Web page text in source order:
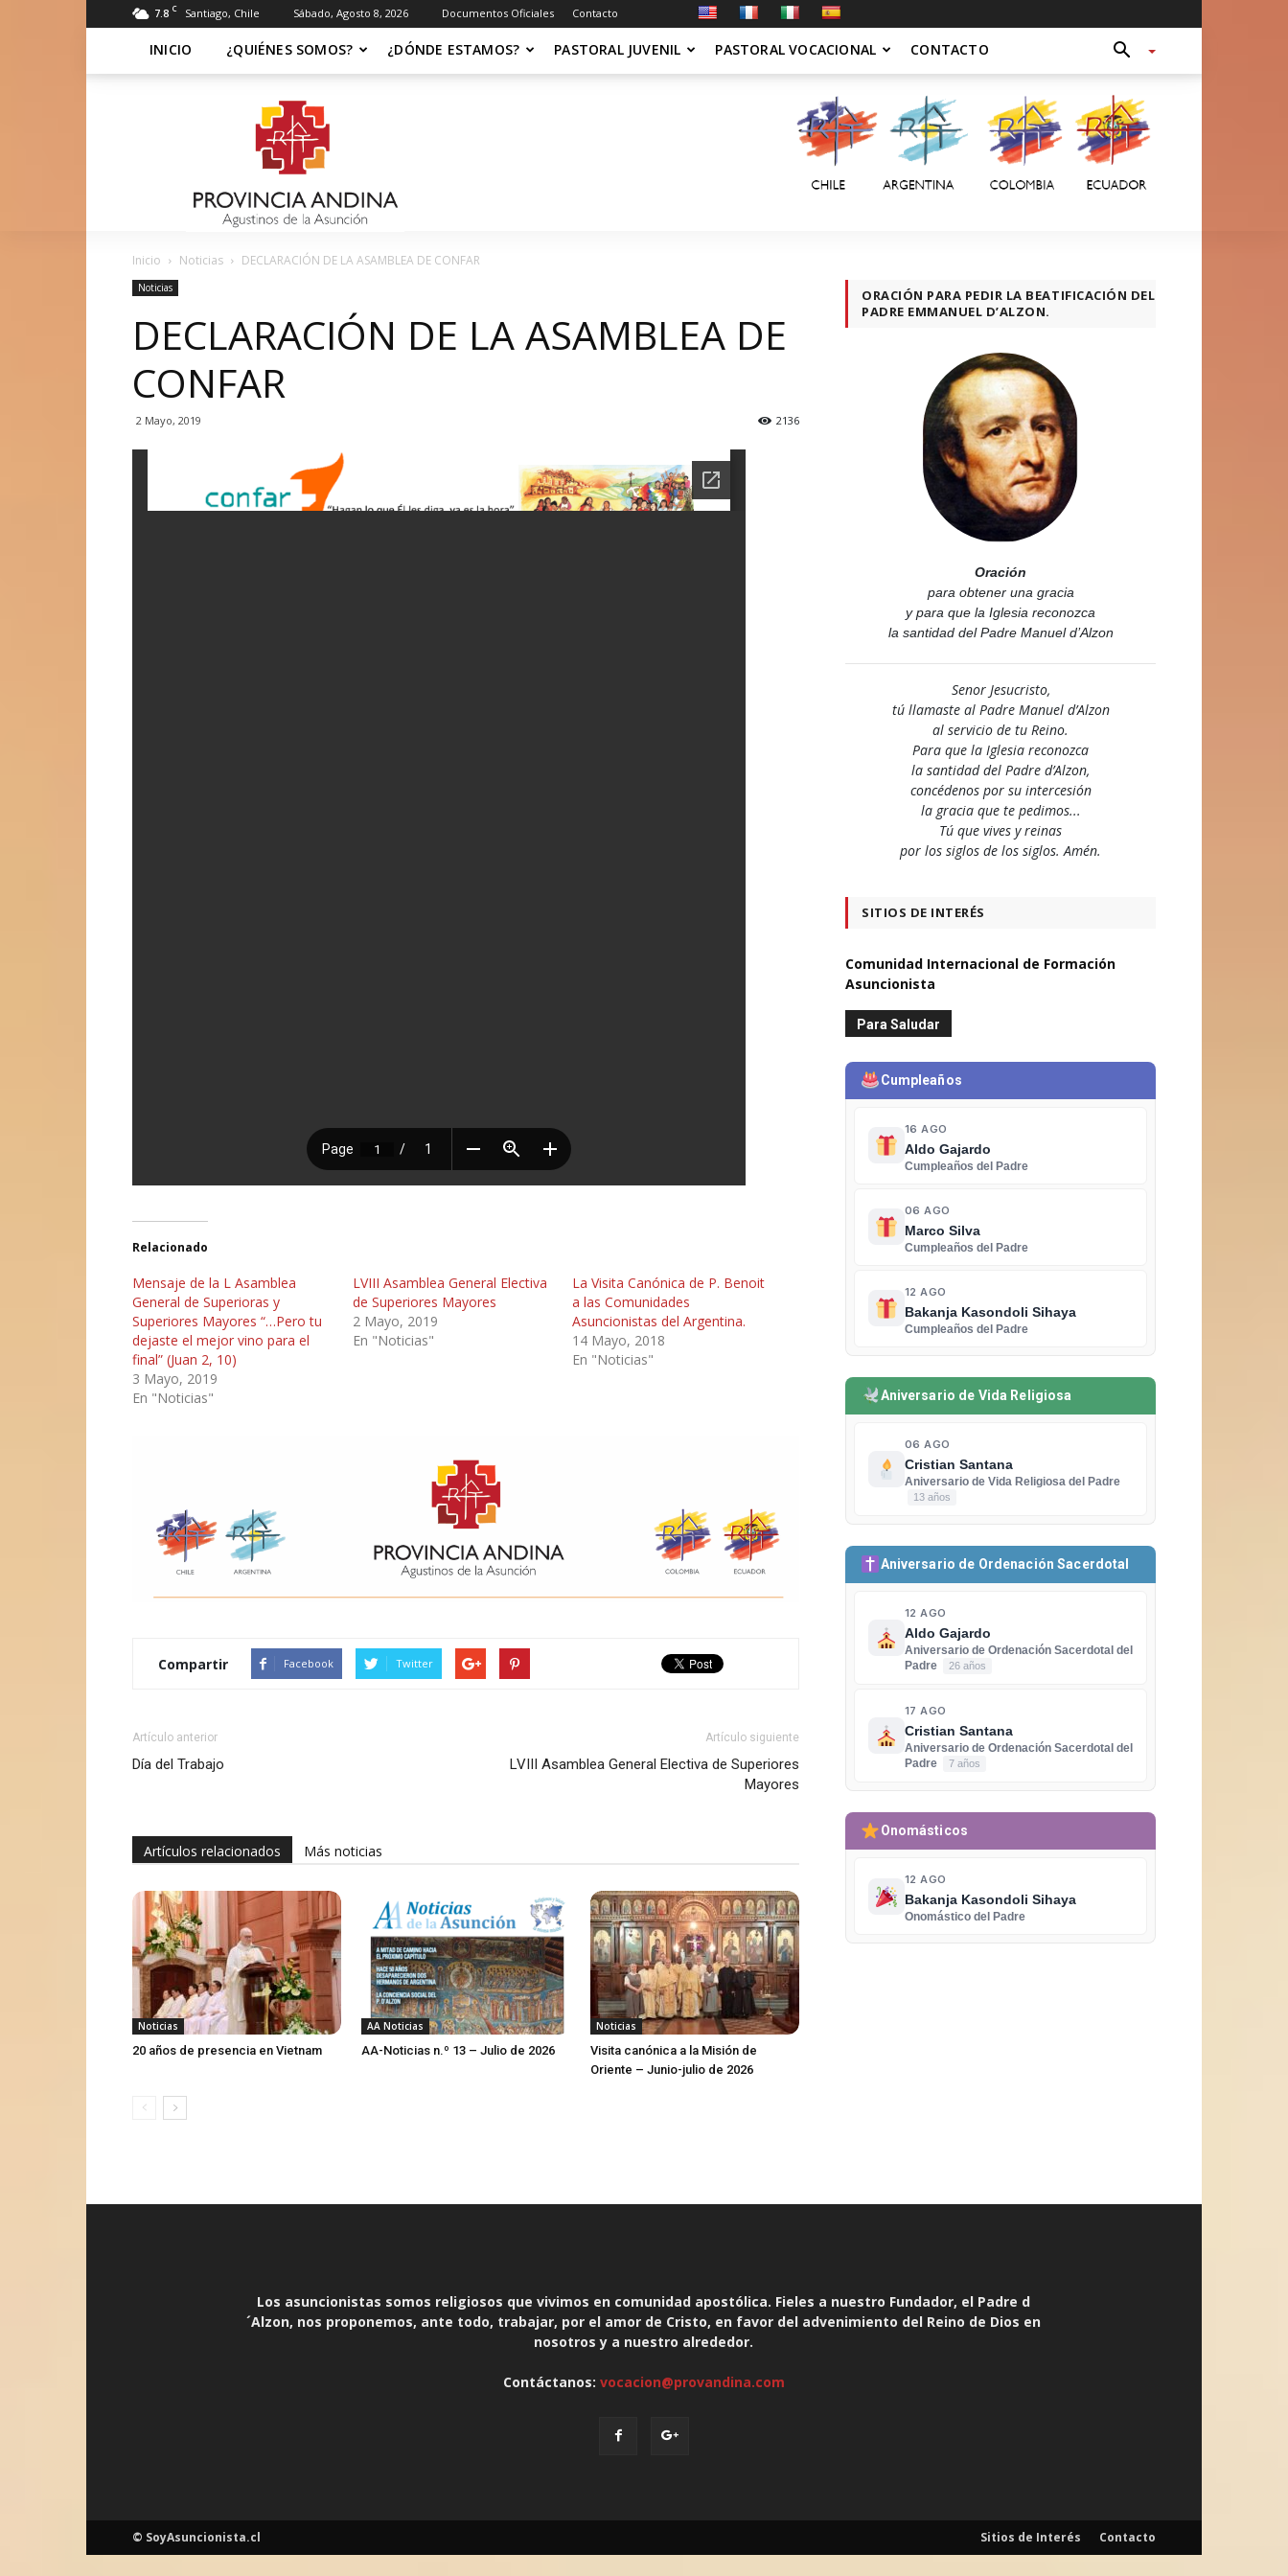
7.8 C Santiago, Chile Sábado, Agosto 8, 2026 Documentos Oficiales Contacto
INICIO ¿QUIÉNES SOMOS? ¿DÓNDE ESTAMOS? PASTORAL JUVENIL PASTORAL VOCACIONAL CONTACTO
Asuncionista
Inicio Noticias DECLARACIÓN DE LA ASAMBLEA DE CONFAR
Noticias
DECLARACIÓN DE LA ASAMBLEA DE
CONFAR
2 Mayo, 2019 2136
Relacionado
Mensaje de la L Asamblea
General de Superioras y
Superiores Mayores “…Pero tu
dejaste el mejor vino para el
final” (Juan 2, 10)
3 Mayo, 2019
En "Noticias"
LVIII Asamblea General Electiva
de Superiores Mayores
2 Mayo, 2019
En "Noticias"
La Visita Canónica de P. Benoit
a las Comunidades
Asuncionistas del Argentina.
14 Mayo, 2018
En "Noticias"
Compartir Facebook Twitter
Artículo anterior
Día del Trabajo
Artículo siguiente
LVIII Asamblea General Electiva de Superiores
Mayores
Artículos relacionados Más noticias
Noticias
20 años de presencia en Vietnam
AA Noticias
AA-Noticias n.º 13 – Julio de 2026
Noticias
Visita canónica a la Misión de
Oriente – Junio-julio de 2026
ORACIÓN PARA PEDIR LA BEATIFICACIÓN DEL
PADRE EMMANUEL D’ALZON.
Oración
para obtener una gracia
y para que la Iglesia reconozca
la santidad del Padre Manuel d’Alzon
Senor Jesucristo,
tú llamaste al Padre Manuel d’Alzon
al servicio de tu Reino.
Para que la Iglesia reconozca
la santidad del Padre d’Alzon,
concédenos por su intercesión
la gracia que te pedimos...
Tú que vives y reinas
por los siglos de los siglos. Amén.
SITIOS DE INTERÉS
Comunidad Internacional de Formación
Asuncionista
Para Saludar
Cumpleaños
16 AGO
Aldo Gajardo
Cumpleaños del Padre
06 AGO
Marco Silva
Cumpleaños del Padre
12 AGO
Bakanja Kasondoli Sihaya
Cumpleaños del Padre
Aniversario de Vida Religiosa
06 AGO
Cristian Santana
Aniversario de Vida Religiosa del Padre
13 años
Aniversario de Ordenación Sacerdotal
12 AGO
Aldo Gajardo
Aniversario de Ordenación Sacerdotal del
Padre
26 años
17 AGO
Cristian Santana
Aniversario de Ordenación Sacerdotal del
Padre
7 años
Onomásticos
12 AGO
Bakanja Kasondoli Sihaya
Onomástico del Padre
Los asuncionistas somos religiosos que vivimos en comunidad apostólica. Fieles a nuestro Fundador, el Padre d
´Alzon, nos proponemos, ante todo, trabajar, por el amor de Cristo, en favor del advenimiento del Reino de Dios en
nosotros y a nuestro alrededor.
Contáctanos: vocacion@provandina.com
Sitios de Interés Contacto
© SoyAsuncionista.cl